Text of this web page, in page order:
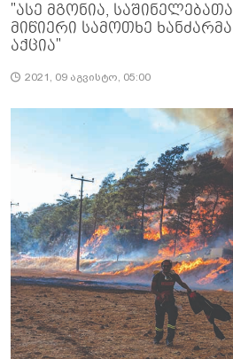
"ასე მგონია,
მიწიერი სამოთხე
აქცია"
2021, 09 აგვისტო, 05:00